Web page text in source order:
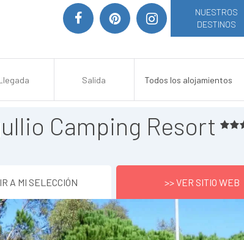
NUESTROS
DESTINOS
Camping Resort
A MI SELECCIÓN >> VER SITIO WEB